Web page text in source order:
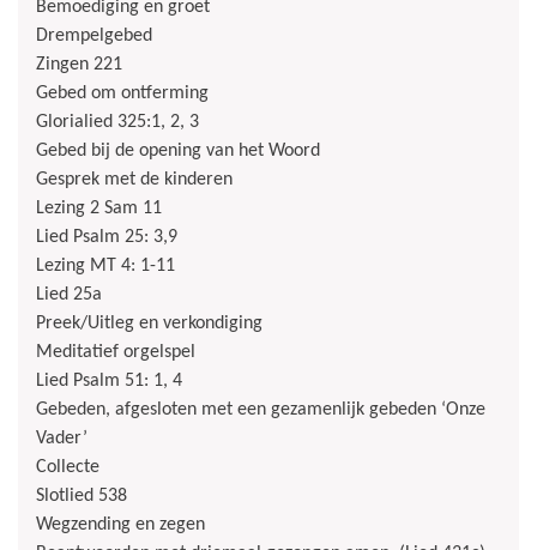
Bemoediging en groet
Drempelgebed
Zingen 221
Gebed om ontferming
Glorialied 325:1, 2, 3
Gebed bij de opening van het Woord
Gesprek met de kinderen
Lezing 2 Sam 11
Lied Psalm 25: 3,9
Lezing MT 4: 1-11
Lied 25a
Preek/Uitleg en verkondiging
Meditatief orgelspel
Lied Psalm 51: 1, 4
Gebeden, afgesloten met een gezamenlijk gebeden ‘Onze
Vader’
Collecte
Slotlied 538
Wegzending en zegen